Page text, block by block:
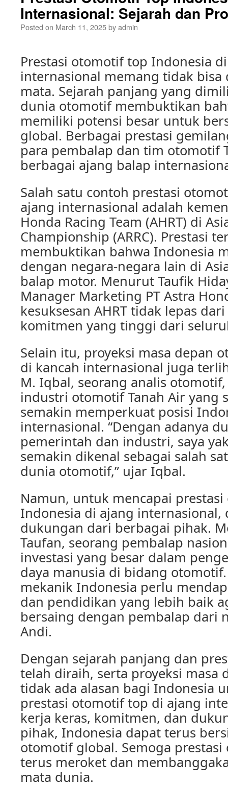
Internasional: Sejarah dan
Posted on March 11, 2025byadmin
Prestasi otomotif top Indonesia
internasional memang tidak bisa
mata. Sejarah panjang yang
dunia otomotif membuktikan
memiliki potensi besar untuk
global. Berbagai prestasi
para pembalap dan tim otomotif
berbagai ajang balap
Salah satu contoh prestasi
ajang internasional adalah
Honda Racing Team (AHRT) di
Championship (ARRC). Prestasi
membuktikan bahwa Indonesia
dengan negara-negara lain di
balap motor. Menurut Taufik
Manager Marketing PT Astra
kesuksesan AHRT tidak lepas
komitmen yang tinggi dari
Selain itu, proyeksi masa depan
di kancah internasional juga
M. Iqbal, seorang analis
industri otomotif Tanah Air yang
semakin memperkuat posisi
internasional. “Dengan adanya
pemerintah dan industri, saya
semakin dikenal sebagai salah
dunia otomotif,” ujar Iqbal.
Namun, untuk mencapai
Indonesia di ajang internasional,
dukungan dari berbagai pihak.
Taufan, seorang pembalap
investasi yang besar dalam
daya manusia di bidang
mekanik Indonesia perlu
dan pendidikan yang lebih baik
bersaing dengan pembalap dari
Andi.
Dengan sejarah panjang dan
telah diraih, serta proyeksi masa
tidak ada alasan bagi Indonesia
prestasi otomotif top di ajang
kerja keras, komitmen, dan
pihak, Indonesia dapat terus
otomotif global. Semoga
terus meroket dan
mata dunia.